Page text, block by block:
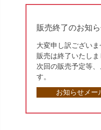
販売終了のお知
大変申し訳ございま
販売は終了いたしま
次回の販売予定等
す。
お知らせメー